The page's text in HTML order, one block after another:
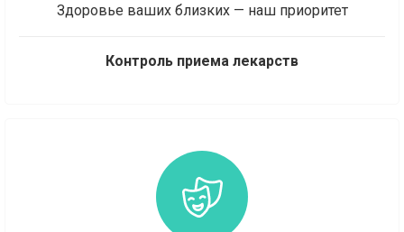
Здоровье ваших близких — наш приоритет
Контроль приема лекарств